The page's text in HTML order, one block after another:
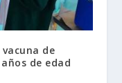
de
de edad